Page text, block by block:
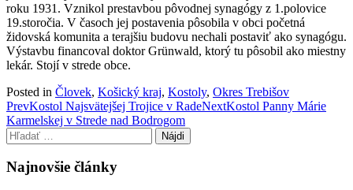
roku 1931. Vznikol prestavbou pôvodnej synagógy z 1.polovice
19.storočia. V časoch jej postavenia pôsobila v obci početná
židovská komunita a terajšiu budovu nechali postaviť ako synagógu.
Výstavbu financoval doktor Grünwald, ktorý tu pôsobil ako miestny
lekár. Stojí v strede obce.
Posted in Človek, Košický kraj, Kostoly, Okres Trebišov
Post
navigation
PrevKostol Najsvätejšej Trojice v RadeNextKostol Panny Márie
Karmelskej v Strede nad Bodrogom
Hľadať:
Najnovšie články